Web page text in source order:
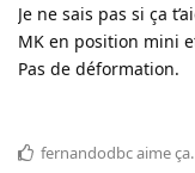
Je ne sais pas si ça
MK en position mini
Pas de déformation.
fernandodbcaime ça.